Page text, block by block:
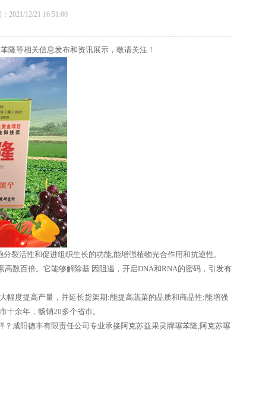
：2021/12/21 16:51:00
隆等相关信息发布和资讯展示，敬请关注！
裂活性和促进组织生长的功能,能增强植物光合作用和抗逆性。
数百倍。它能够解除基 因阻遏，开启DNA和RNA的密码，引发有
幅度提高产量，并延长货架期:能提高蔬菜的品质和商品性:能增强
余年，畅销20多个省市。
咸阳德丰有限责任公司专业承接阿克苏益果灵牌噻苯隆,阿克苏噻